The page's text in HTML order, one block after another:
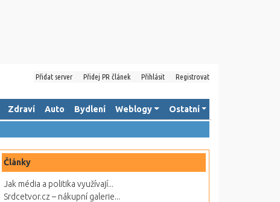
Přidat server Přidej PR článek Přihlásit Registrovat
Zdraví Auto Bydlení Weblogy
Ostatní
Články
Jak média a politika využívají...
Srdcetvor.cz – nákupní galerie...